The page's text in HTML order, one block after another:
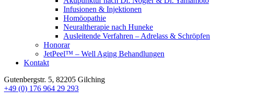
Infusionen & Injektionen
Homöopathie
Neuraltherapie nach Huneke
Ausleitende Verfahren – Adrelass & Schröpfen
Honorar
JetPeel™ – Well Aging Behandlungen
Kontakt
Gutenbergstr. 5, 82205 Gilching
+49 (0) 176 964 29 293